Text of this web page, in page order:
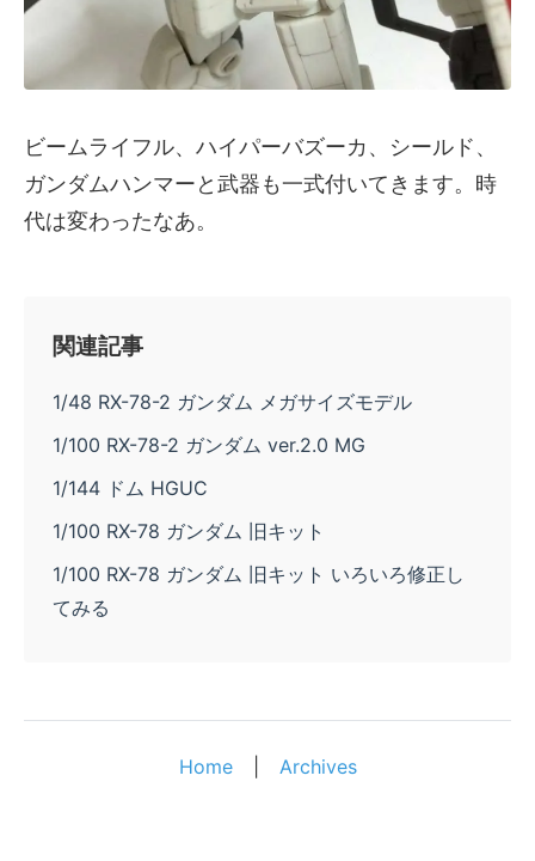
ビームライフル、ハイパーバズーカ、シールド、
ガンダムハンマーと武器も一式付いてきます。時
代は変わったなあ。
関連記事
1/48 RX-78-2 ガンダム メガサイズモデル
1/100 RX-78-2 ガンダム ver.2.0 MG
1/144 ドム HGUC
1/100 RX-78 ガンダム 旧キット
1/100 RX-78 ガンダム 旧キット いろいろ修正し
てみる
Home Archives